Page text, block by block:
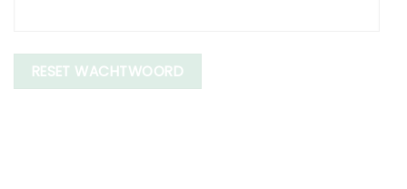
RESET WACHTWOORD